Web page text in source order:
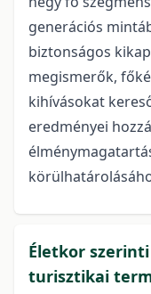
generációs
biztonságos
megismerők,
kihívásokat
eredményei
Életkor
turisztikai